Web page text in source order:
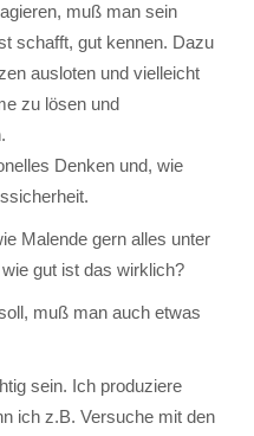
muß man sein
schafft, gut kennen. Dazu
ausloten und vielleicht
zu lösen und
Denken und, wie
Malende gern alles unter
gut ist das wirklich?
muß man auch etwas
sein. Ich produziere
ich z.B. Versuche mit den